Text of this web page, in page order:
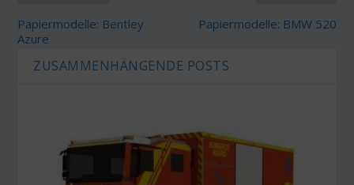
Papiermodelle: Bentley
Azure
Papiermodelle: BMW 520
ZUSAMMENHÄNGENDE POSTS